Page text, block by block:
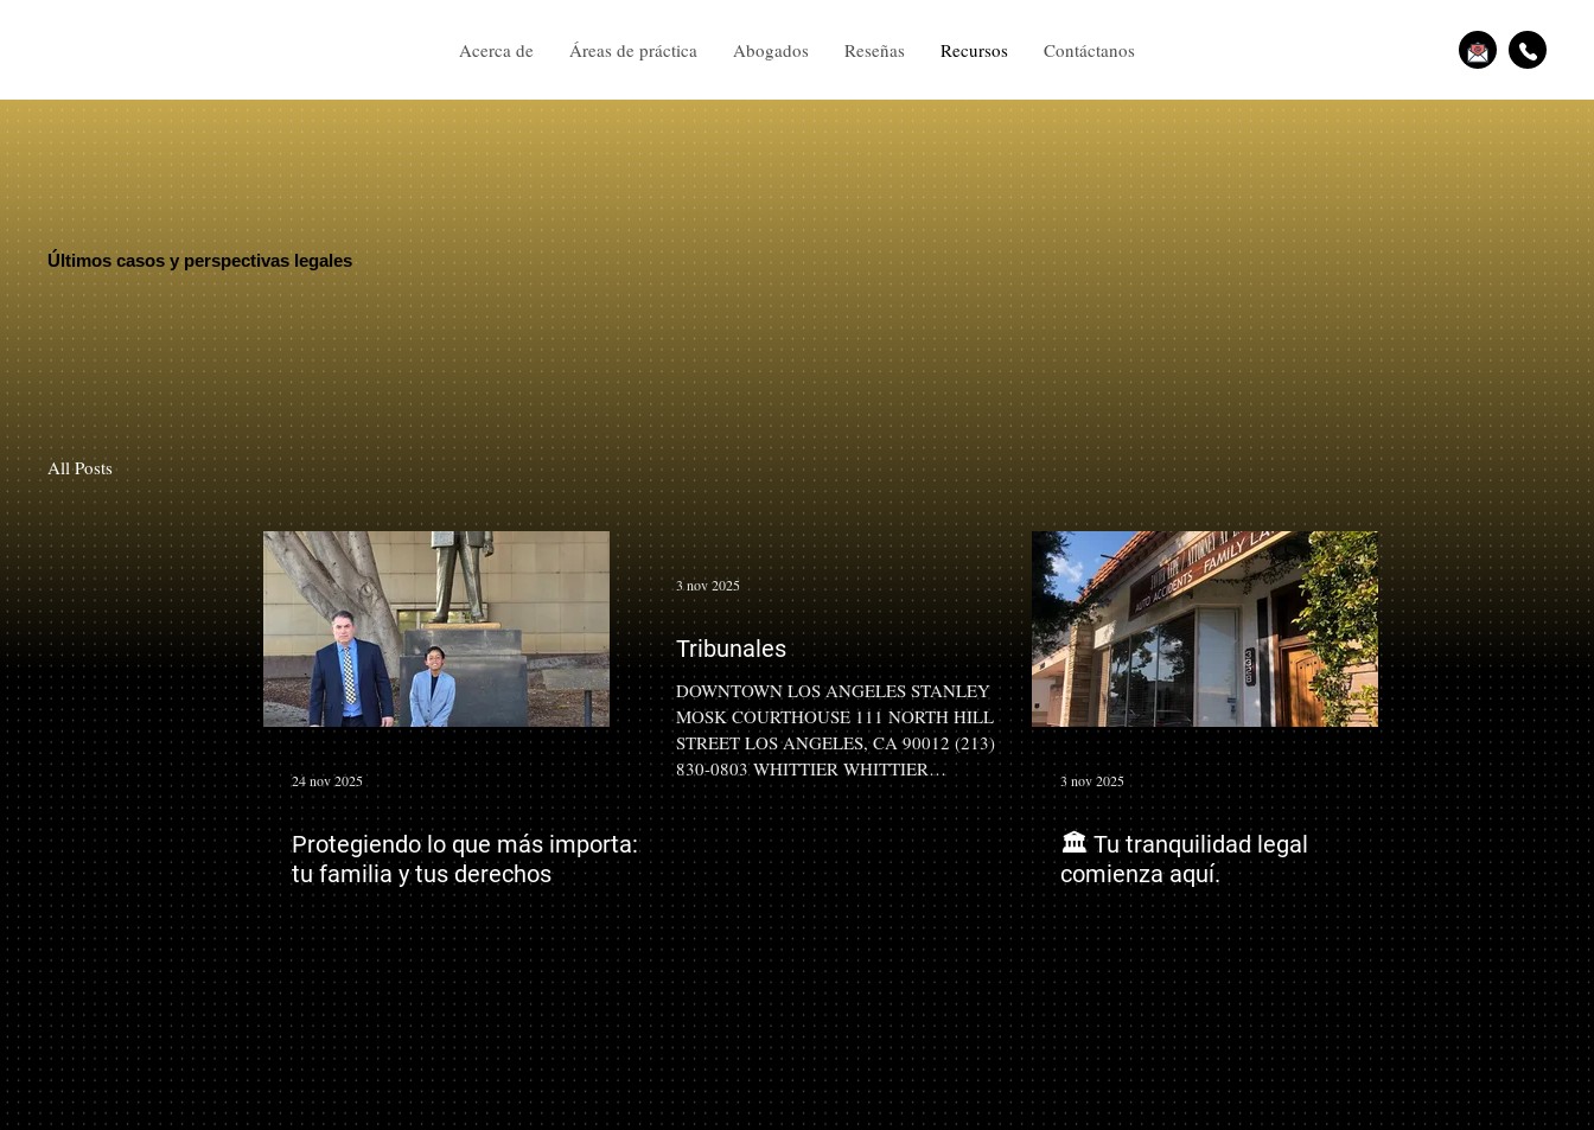
Acerca de Áreas de práctica Abogados Reseñas Recursos Contáctanos
Últimos casos y perspectivas legales
All Posts
24 nov 2025
Protegiendo lo que más importa:
tu familia y tus derechos
3 nov 2025
Tribunales
DOWNTOWN LOS ANGELES STANLEY
MOSK COURTHOUSE 111 NORTH HILL
STREET LOS ANGELES, CA 90012 (213)
830-0803 WHITTIER WHITTIER
COURTHOUSE 7339 PAINTER AVE
WHITTIER, CA 90602 (562) 968-2699
POMONA POMONA COURTHOUSE SOUTH
400 CIVIC CENTER PLAZA POMONA, CA
91766 (909) 802-1196 VAN NUYS VAN
NUYS COURTHOUSE EAST 6230 SYLMAR
AVEVAN NUYS, CA 91401 (818) 901-4799
COMMONWEALTH CENTRAL CIVIL WEST
COURTHOUSE 600 S COMMONWEALTH
STREET LOS ANGELES, CA 90005 (213)
742-6648 SAN BERNAR
3 nov 2025
🏛️ Tu tranquilidad legal
comienza aquí.